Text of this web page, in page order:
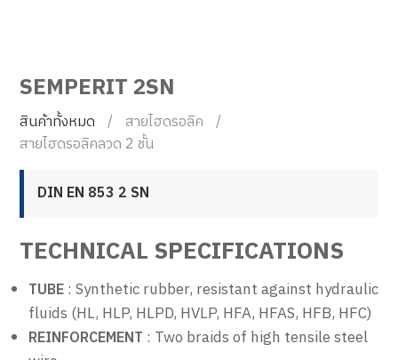
SEMPERIT 2SN
สินค้าทั้งหมด
สายไฮดรอลิค
สายไฮดรอลิคลวด 2 ชั้น
DIN EN 853 2 SN
TECHNICAL SPECIFICATIONS
TUBE: Synthetic rubber, resistant against hydraulic
fluids (HL, HLP, HLPD, HVLP, HFA, HFAS, HFB, HFC)
REINFORCEMENT : Two braids of high tensile steel